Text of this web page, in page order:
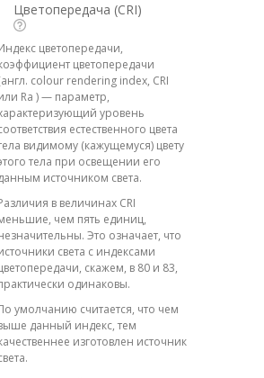
Цветопередача (CRI)
цветопередачи,
цветопередачи
colour rendering index, CRI
Ra ) — параметр,
уровень
естественного цвета
видимому (кажущемуся) цвету
тела при освещении его
источником света.
в величинах CRI
чем пять единиц,
Это означает, что
света с индексами
скажем, в 80 и 83,
одинаковы.
умолчанию считается, что чем
данный индекс, тем
изготовлен источник